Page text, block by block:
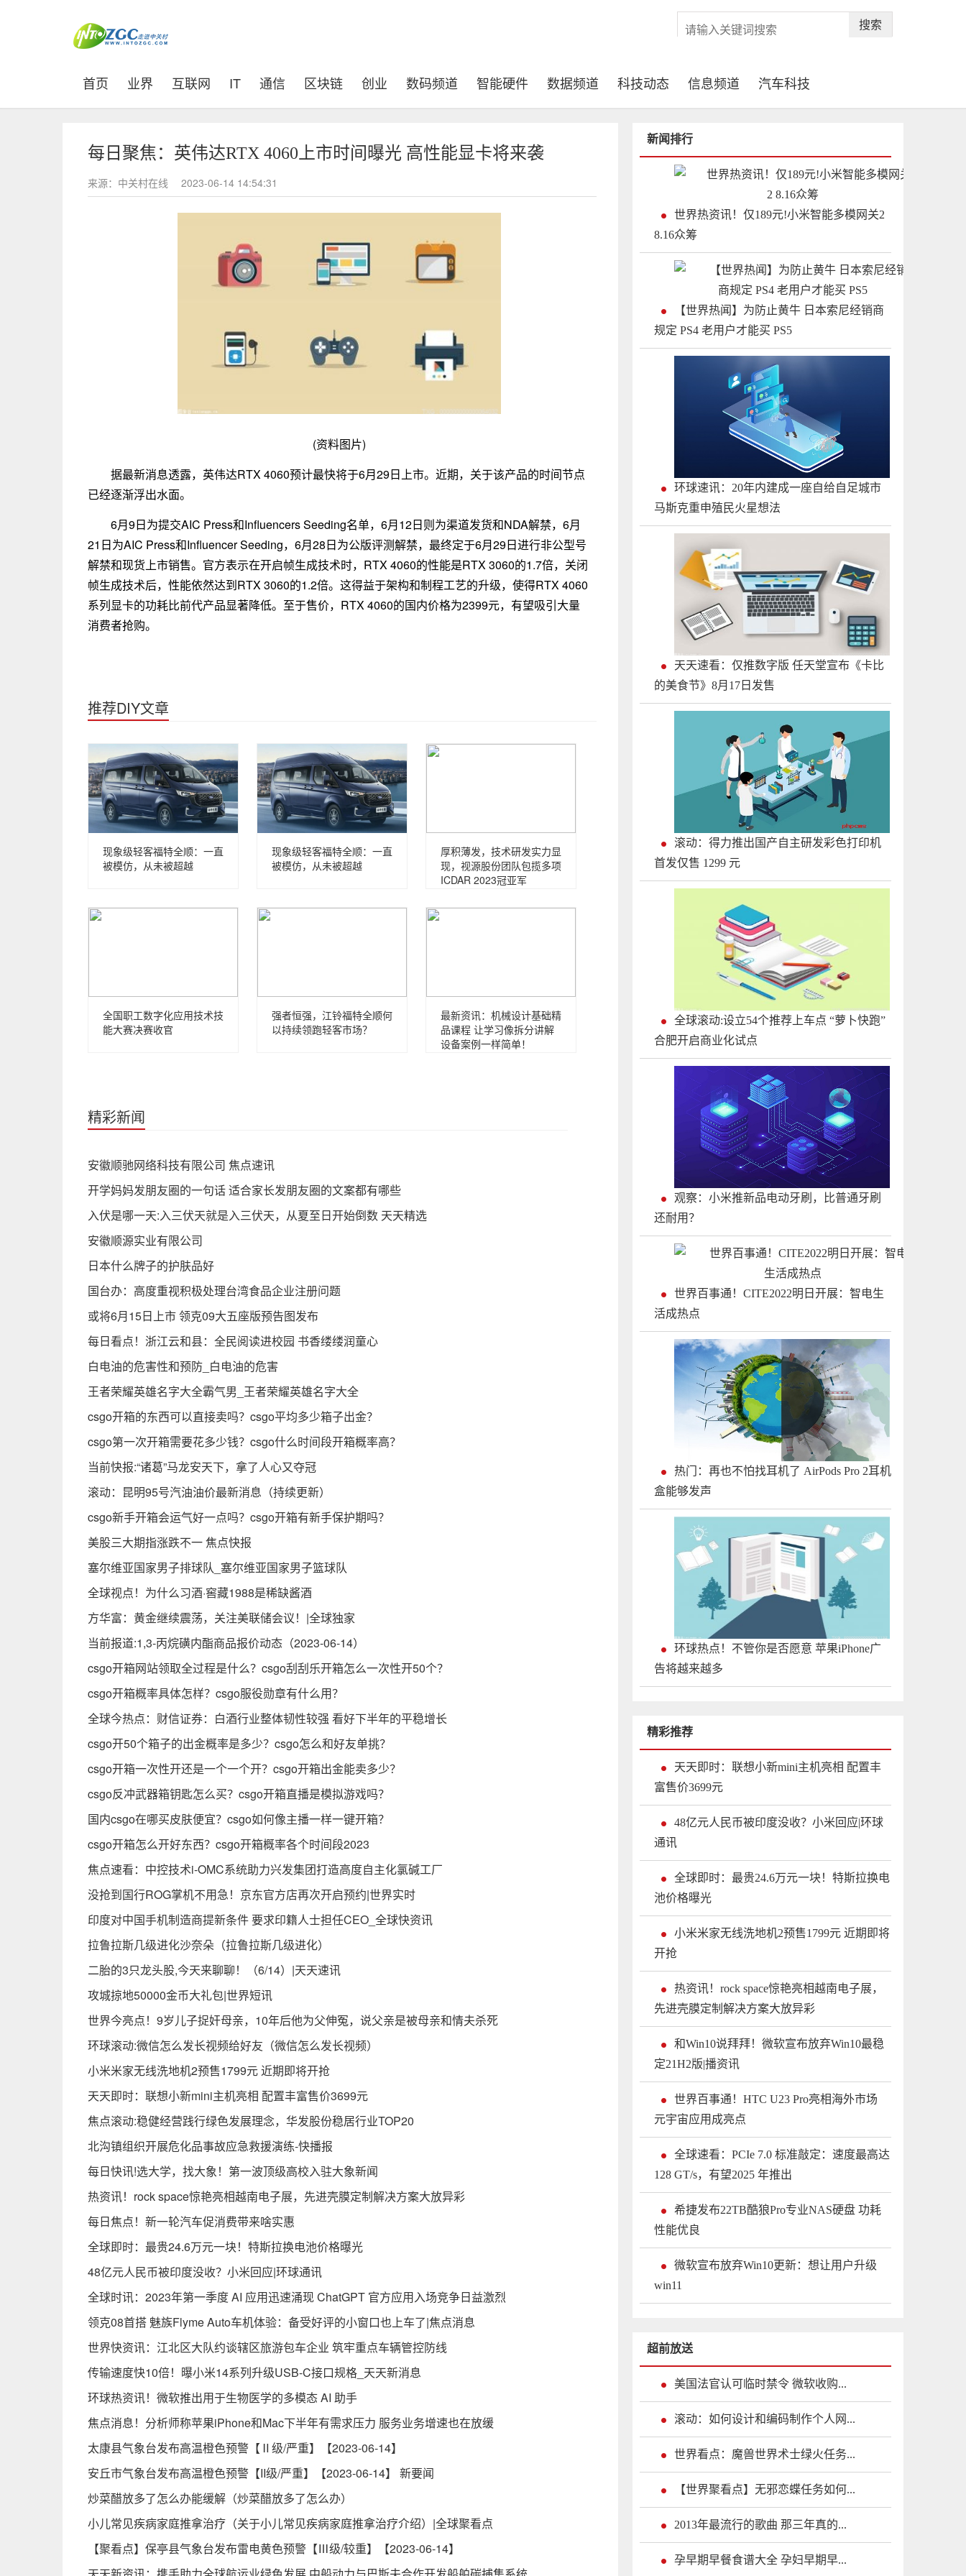
搜索
首页 (current)
业界 互联网 IT 通信 区块链 创业 数码频道 智能硬件 数据频道 科技动态 信息频道 汽车科技
每日聚焦：英伟达RTX 4060上市时间曝光 高性能显卡将来袭
来源：中关村在线 2023-06-14 14:54:31
(资料图片)
据最新消息透露，英伟达RTX 4060预计最快将于6月29日上市。近期，关于该产品的时间节点
已经逐渐浮出水面。
6月9日为提交AIC Press和Influencers Seeding名单，6月12日则为渠道发货和NDA解禁，6月
21日为AIC Press和Influencer Seeding，6月28日为公版评测解禁，最终定于6月29日进行非公型号
解禁和现货上市销售。官方表示在开启帧生成技术时，RTX 4060的性能是RTX 3060的1.7倍，关闭
帧生成技术后，性能依然达到RTX 3060的1.2倍。这得益于架构和制程工艺的升级，使得RTX 4060
系列显卡的功耗比前代产品显著降低。至于售价，RTX 4060的国内价格为2399元，有望吸引大量
消费者抢购。
推荐DIY文章
现象级轻客福特全顺：一直
被模仿，从未被超越
现象级轻客福特全顺：一直
被模仿，从未被超越
厚积薄发，技术研发实力显
现，视源股份团队包揽多项
ICDAR 2023冠亚军
全国职工数字化应用技术技
能大赛决赛收官
强者恒强，江铃福特全顺何
以持续领跑轻客市场？
最新资讯：机械设计基础精
品课程 让学习像拆分讲解
设备案例一样简单！
精彩新闻
安徽顺驰网络科技有限公司 焦点速讯
开学妈妈发朋友圈的一句话 适合家长发朋友圈的文案都有哪些
入伏是哪一天:入三伏天就是入三伏天，从夏至日开始倒数 天天精选
安徽顺源实业有限公司
日本什么牌子的护肤品好
国台办：高度重视积极处理台湾食品企业注册问题
或将6月15日上市 领克09大五座版预告图发布
每日看点！浙江云和县：全民阅读进校园 书香缕缕润童心
白电油的危害性和预防_白电油的危害
王者荣耀英雄名字大全霸气男_王者荣耀英雄名字大全
csgo开箱的东西可以直接卖吗？csgo平均多少箱子出金？
csgo第一次开箱需要花多少钱？csgo什么时间段开箱概率高？
当前快报:“诸葛”马龙安天下，拿了人心又夺冠
滚动：昆明95号汽油油价最新消息（持续更新）
csgo新手开箱会运气好一点吗？csgo开箱有新手保护期吗？
美股三大期指涨跌不一 焦点快报
塞尔维亚国家男子排球队_塞尔维亚国家男子篮球队
全球视点！为什么习酒·窖藏1988是稀缺酱酒
方华富：黄金继续震荡，关注美联储会议！|全球独家
当前报道:1,3-丙烷磺内酯商品报价动态（2023-06-14）
csgo开箱网站领取全过程是什么？csgo刮刮乐开箱怎么一次性开50个？
csgo开箱概率具体怎样？csgo服役勋章有什么用？
全球今热点：财信证券：白酒行业整体韧性较强 看好下半年的平稳增长
csgo开50个箱子的出金概率是多少？csgo怎么和好友单挑？
csgo开箱一次性开还是一个一个开？csgo开箱出金能卖多少？
csgo反冲武器箱钥匙怎么买？csgo开箱直播是模拟游戏吗？
国内csgo在哪买皮肤便宜？csgo如何像主播一样一键开箱？
csgo开箱怎么开好东西？csgo开箱概率各个时间段2023
焦点速看：中控技术i-OMC系统助力兴发集团打造高度自主化氯碱工厂
没抢到国行ROG掌机不用急！京东官方店再次开启预约|世界实时
印度对中国手机制造商提新条件 要求印籍人士担任CEO_全球快资讯
拉鲁拉斯几级进化沙奈朵（拉鲁拉斯几级进化）
二胎的3只龙头股,今天来聊聊！（6/14）|天天速讯
攻城掠地50000金币大礼包|世界短讯
世界今亮点！9岁儿子捉奸母亲，10年后他为父伸冤，说父亲是被母亲和情夫杀死
环球滚动:微信怎么发长视频给好友（微信怎么发长视频）
小米米家无线洗地机2预售1799元 近期即将开抢
天天即时：联想小新mini主机亮相 配置丰富售价3699元
焦点滚动:稳健经营践行绿色发展理念，华发股份稳居行业TOP20
​北沟镇组织开展危化品事故应急救援演练-快播报
每日快讯!选大学，找大象！第一波顶级高校入驻大象新闻
热资讯！rock space惊艳亮相越南电子展，先进壳膜定制解决方案大放异彩
每日焦点！新一轮汽车促消费带来啥实惠
全球即时：最贵24.6万元一块！特斯拉换电池价格曝光
48亿元人民币被印度没收？小米回应|环球通讯
全球时讯：2023年第一季度 AI 应用迅速涌现 ChatGPT 官方应用入场竞争日益激烈
领克08首搭 魅族Flyme Auto车机体验：备受好评的小窗口也上车了|焦点消息
世界快资讯：江北区大队约谈辖区旅游包车企业 筑牢重点车辆管控防线
传输速度快10倍！曝小米14系列升级USB-C接口规格_天天新消息
环球热资讯！微软推出用于生物医学的多模态 AI 助手
焦点消息！分析师称苹果iPhone和Mac下半年有需求压力 服务业务增速也在放缓
太康县气象台发布高温橙色预警【Ⅱ级/严重】【2023-06-14】
安丘市气象台发布高温橙色预警【II级/严重】【2023-06-14】 新要闻
炒菜醋放多了怎么办能缓解（炒菜醋放多了怎么办）
小儿常见疾病家庭推拿治疗（关于小儿常见疾病家庭推拿治疗介绍）|全球聚看点
【聚看点】保亭县气象台发布雷电黄色预警【Ⅲ级/较重】【2023-06-14】
新闻排行
世界热资讯！仅189元!小米智能多模网关2
8.16众筹
【世界热闻】为防止黄牛 日本索尼经销商
规定 PS4 老用户才能买 PS5
环球速讯：20年内建成一座自给自足城市
马斯克重申殖民火星想法
天天速看：仅推数字版 任天堂宣布《卡比
的美食节》8月17日发售
滚动：得力推出国产自主研发彩色打印机
首发仅售 1299 元
全球滚动:设立54个推荐上车点 “萝卜快跑”
合肥开启商业化试点
观察：小米推新品电动牙刷，比普通牙刷
还耐用？
世界百事通！CITE2022明日开展：智电生
活成热点
热门：再也不怕找耳机了 AirPods Pro 2耳机
盒能够发声
环球热点！不管你是否愿意 苹果iPhone广
告将越来越多
精彩推荐
天天即时：联想小新mini主机亮相 配置丰
富售价3699元
48亿元人民币被印度没收？小米回应|环球
通讯
全球即时：最贵24.6万元一块！特斯拉换电
池价格曝光
小米米家无线洗地机2预售1799元 近期即将
开抢
热资讯！rock space惊艳亮相越南电子展，
先进壳膜定制解决方案大放异彩
和Win10说拜拜！微软宣布放弃Win10最稳
定21H2版|播资讯
世界百事通！HTC U23 Pro亮相海外市场
元宇宙应用成亮点
全球速看：PCIe 7.0 标准敲定：速度最高达
128 GT/s，有望2025 年推出
希捷发布22TB酷狼Pro专业NAS硬盘 功耗
性能优良
微软宣布放弃Win10更新：想让用户升级
win11
超前放送
美国法官认可临时禁令 微软收购...
滚动：如何设计和编码制作个人网...
世界看点：魔兽世界术士绿火任务...
【世界聚看点】无邪恋蝶任务如何...
2013年最流行的歌曲 那三年真的...
孕早期早餐食谱大全 孕妇早期早...